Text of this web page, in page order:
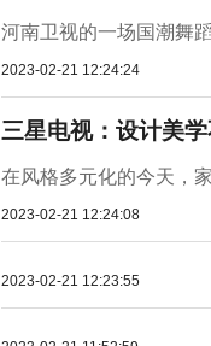
河南卫视的一场国潮舞
2023-02-21 12:24:24
三星电视：设计美
在风格多元化的今天，
2023-02-21 12:24:08
2023-02-21 12:23:55